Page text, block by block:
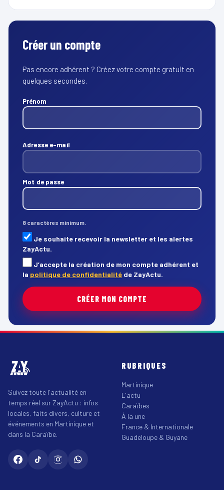
Créer un compte
Pas encore adhérent ? Créez votre compte gratuit en
quelques secondes.
Prénom
Adresse e-mail
Mot de passe
8 caractères minimum.
Je souhaite recevoir la newsletter et les alertes
ZayActu.
J’accepte la création de mon compte adhérent et
la politique de confidentialité de ZayActu.
CRÉER MON COMPTE
Suivez toute l'actualité en
temps réel sur ZayActu : infos
locales, faits divers, culture et
événements en Martinique et
dans la Caraïbe.
RUBRIQUES
Martinique
L'actu
Caraïbes
À la une
France & Internationale
Guadeloupe & Guyane